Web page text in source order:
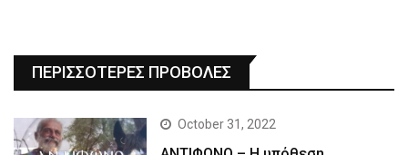
ΠΕΡΙΣΣΟΤΕΡΕΣ ΠΡΟΒΟΛΕΣ
October 31, 2022